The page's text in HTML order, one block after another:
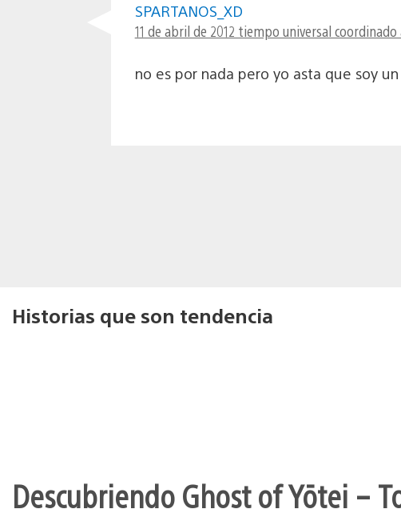
SPARTANOS_XD
11 de abril de 2012 tiempo universal coordinado
no es por nada pero yo asta que soy
Historias que son tendencia
Descubriendo Ghost of Yōtei –